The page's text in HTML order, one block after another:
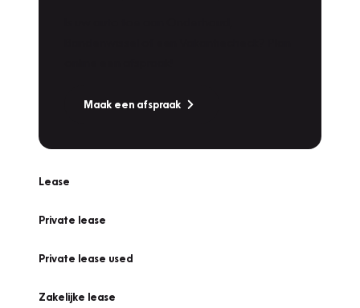
Maak een afspraak
Lease
Private lease
Private lease used
Zakelijke lease